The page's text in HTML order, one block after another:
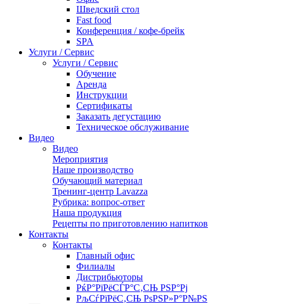
Шведский стол
Fast food
Конференция / кофе-брейк
SPA
Услуги / Сервис
Услуги / Сервис
Обучение
Аренда
Инструкции
Сертификаты
Заказать дегустацию
Техническое обслуживание
Видео
Видео
Мероприятия
Наше производство
Обучающий материал
Тренинг-центр Lavazza
Рубрика: вопрос-ответ
Наша продукция
Рецепты по приготовлению напитков
Контакты
Контакты
Главный офис
Филиалы
Дистрибьюторы
РќР°РїРёСЃР°С‚СЊ РЅР°Рј
РљСѓРїРёС‚СЊ РѕРЅР»Р°Р№РЅ